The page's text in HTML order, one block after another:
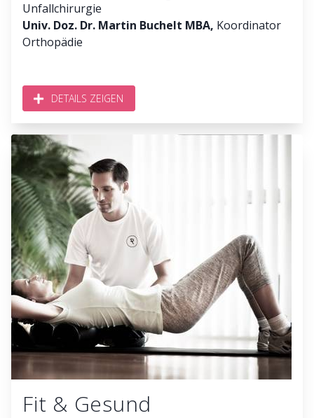
Unfallchirurgie
Univ. Doz. Dr. Martin Buchelt MBA, Koordinator
Orthopädie
DETAILS ZEIGEN
Fit & Gesund